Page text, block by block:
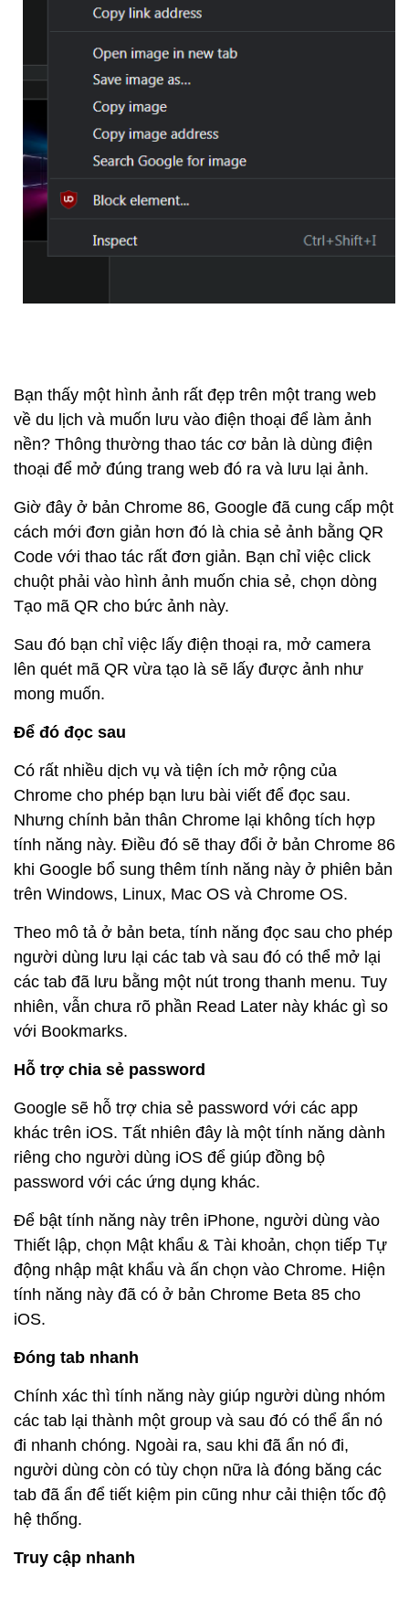
Bạn thấy một hình ảnh rất đẹp trên một trang web
về du lịch và muốn lưu vào điện thoại để làm ảnh
nền? Thông thường thao tác cơ bản là dùng điện
thoại để mở đúng trang web đó ra và lưu lại ảnh.
Giờ đây ở bản Chrome 86, Google đã cung cấp một
cách mới đơn giản hơn đó là chia sẻ ảnh bằng QR
Code với thao tác rất đơn giản. Bạn chỉ việc click
chuột phải vào hình ảnh muốn chia sẻ, chọn dòng
Tạo mã QR cho bức ảnh này.
Sau đó bạn chỉ việc lấy điện thoại ra, mở camera
lên quét mã QR vừa tạo là sẽ lấy được ảnh như
mong muốn.
Để đó đọc sau
Có rất nhiều dịch vụ và tiện ích mở rộng của
Chrome cho phép bạn lưu bài viết để đọc sau.
Nhưng chính bản thân Chrome lại không tích hợp
tính năng này. Điều đó sẽ thay đổi ở bản Chrome 86
khi Google bổ sung thêm tính năng này ở phiên bản
trên Windows, Linux, Mac OS và Chrome OS.
Theo mô tả ở bản beta, tính năng đọc sau cho phép
người dùng lưu lại các tab và sau đó có thể mở lại
các tab đã lưu bằng một nút trong thanh menu. Tuy
nhiên, vẫn chưa rõ phần Read Later này khác gì so
với Bookmarks.
Hỗ trợ chia sẻ password
Google sẽ hỗ trợ chia sẻ password với các app
khác trên iOS. Tất nhiên đây là một tính năng dành
riêng cho người dùng iOS để giúp đồng bộ
password với các ứng dụng khác.
Để bật tính năng này trên iPhone, người dùng vào
Thiết lập, chọn Mật khẩu & Tài khoản, chọn tiếp Tự
động nhập mật khẩu và ấn chọn vào Chrome. Hiện
tính năng này đã có ở bản Chrome Beta 85 cho
iOS.
Đóng tab nhanh
Chính xác thì tính năng này giúp người dùng nhóm
các tab lại thành một group và sau đó có thể ẩn nó
đi nhanh chóng. Ngoài ra, sau khi đã ẩn nó đi,
người dùng còn có tùy chọn nữa là đóng băng các
tab đã ẩn để tiết kiệm pin cũng như cải thiện tốc độ
hệ thống.
Truy cập nhanh